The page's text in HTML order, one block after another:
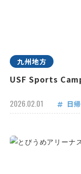
九州地方
USF Sports
2026.02.01 日